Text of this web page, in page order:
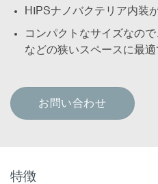
HIPSナノバクテリア内装
コンパクトなサイズなの
などの狭いスペースに最適
お問い合わせ
特徴